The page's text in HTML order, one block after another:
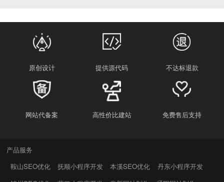
原创设计 提供源代码 不达标退款
网站代备案 高性价比建站 免费售后支持
产品服务
鞍山SEO优化
抚顺小程序开发 本溪SEO优化
丹东小程序开发